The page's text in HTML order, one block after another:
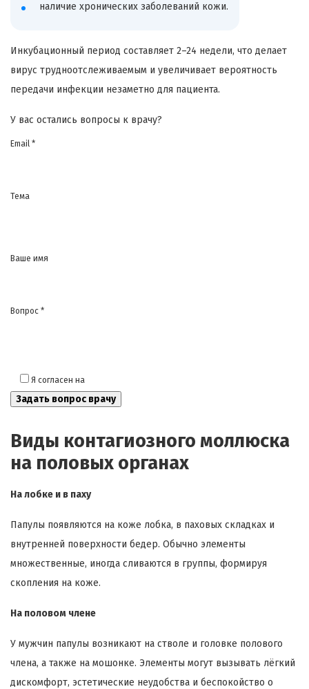
наличие хронических заболеваний кожи.
Инкубационный период составляет 2–24 недели, что делает
вирус трудноотслеживаемым и увеличивает вероятность
передачи инфекции незаметно для пациента.
У вас остались вопросы к врачу?
Email *
Тема
Ваше имя
Вопрос *
Я согласен на
Виды контагиозного моллюска
на половых органах
На лобке и в паху
Папулы появляются на коже лобка, в паховых складках и
внутренней поверхности бедер. Обычно элементы
множественные, иногда сливаются в группы, формируя
скопления на коже.
На половом члене
У мужчин папулы возникают на стволе и головке полового
члена, а также на мошонке. Элементы могут вызывать лёгкий
дискомфорт, эстетические неудобства и беспокойство о